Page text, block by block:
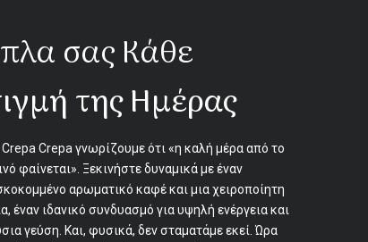
σας Κάθε
της Ημέρας
Crepa γνωρίζουμε ότι «η καλή μέρα από το
φαίνεται». Ξεκινήστε δυναμικά με έναν
αρωματικό καφέ και μια χειροποίητη
έναν ιδανικό συνδυασμό για υψηλή ενέργεια και
γεύση. Και, φυσικά, δεν σταματάμε εκεί. Ώρα